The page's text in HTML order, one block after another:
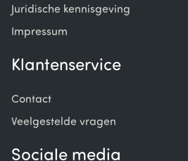
Juridische kennisgeving
Impressum
Klantenservice
Contact
Veelgestelde vragen
Sociale media